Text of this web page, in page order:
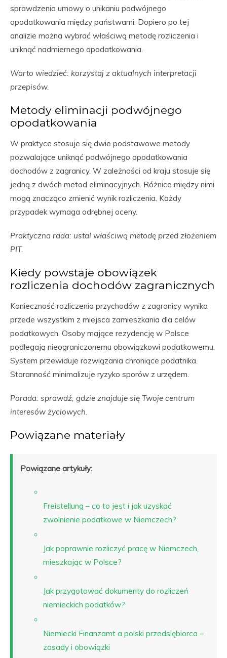
sprawdzenia umowy o unikaniu podwójnego
opodatkowania między państwami. Dopiero po tej
analizie można wybrać właściwą metodę rozliczenia i
uniknąć nadmiernego opodatkowania.
Warto wiedzieć: korzystaj z aktualnych interpretacji
przepisów.
Metody eliminacji podwójnego
opodatkowania
W praktyce stosuje się dwie podstawowe metody
pozwalające uniknąć podwójnego opodatkowania
dochodów z zagranicy. W zależności od kraju stosuje się
jedną z dwóch metod eliminacyjnych. Różnice między nimi
mogą znacząco zmienić wynik rozliczenia. Każdy
przypadek wymaga odrębnej oceny.
Praktyczna rada: ustal właściwą metodę przed złożeniem
PIT.
Kiedy powstaje obowiązek
rozliczenia dochodów zagranicznych
Konieczność rozliczenia przychodów z zagranicy wynika
przede wszystkim z miejsca zamieszkania dla celów
podatkowych. Osoby mające rezydencję w Polsce
podlegają nieograniczonemu obowiązkowi podatkowemu.
System przewiduje rozwiązania chroniące podatnika.
Staranność minimalizuje ryzyko sporów z urzędem.
Porada: sprawdź, gdzie znajduje się Twoje centrum
interesów życiowych.
Powiązane materiały
Powiązane artykuły:
Freistellung – co to jest i jak uzyskać
zwolnienie podatkowe w Niemczech?
Jak poprawnie rozliczyć pracę w Niemczech,
mieszkając w Polsce?
Jak przygotować dokumenty do rozliczeń
niemieckich podatków?
Niemiecki Finanzamt a polski przedsiębiorca –
zasady i obowiązki